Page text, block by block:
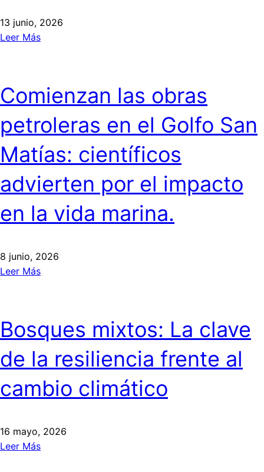
13 junio, 2026
Leer Más
Comienzan las obras
petroleras en el Golfo San
Matías: científicos
advierten por el impacto
en la vida marina.
8 junio, 2026
Leer Más
Bosques mixtos: La clave
de la resiliencia frente al
cambio climático
16 mayo, 2026
Leer Más